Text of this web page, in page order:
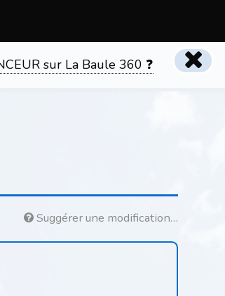
sur La Baule 360 ❓
Suggérer une modification…